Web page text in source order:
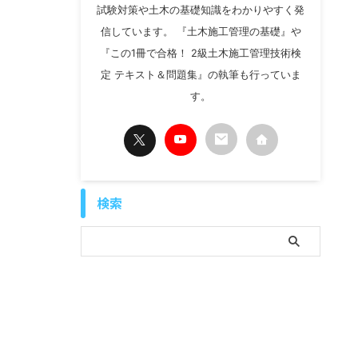
試験対策や土木の基礎知識をわかりやすく発
信しています。 『土木施工管理の基礎』や
『この1冊で合格！ 2級土木施工管理技術検
定 テキスト＆問題集』の執筆も行っていま
す。
検索